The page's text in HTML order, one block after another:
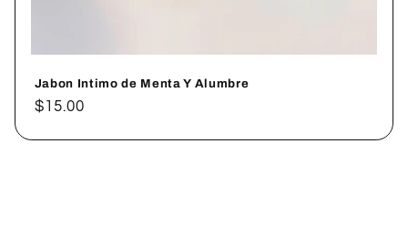
Jabon Intimo de Menta Y Alumbre
Precio
$15.00